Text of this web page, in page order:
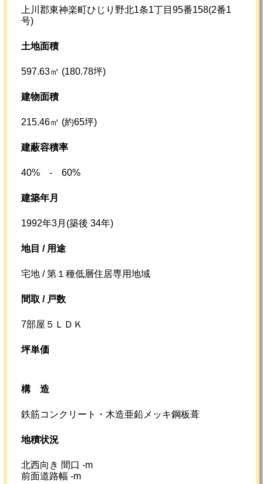
上川郡東神楽町ひじり野北1条1丁目95番158(2番1
号)
土地面積
597.63㎡ (180.78坪)
建物面積
215.46㎡ (約65坪)
建蔽容積率
40% - 60%
建築年月
1992年3月(築後 34年)
地目 / 用途
宅地 / 第１種低層住居専用地域
間取 / 戸数
7部屋５ＬＤＫ
坪単価
構造
鉄筋コンクリート・木造亜鉛メッキ鋼板葺
地積状況
北西向き 間口 -m
前面道路幅 -m